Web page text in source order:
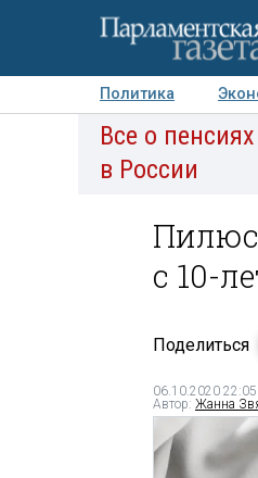
Политика
Авторы
Все о пенсиях
в России
с 10-
Поделиться
06.10.2020 22:05
Автор: Жанна